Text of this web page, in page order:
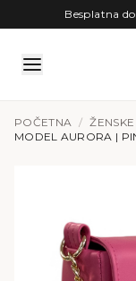
Preskoči na sadržaj
Besplatna
POČETNA /
MODEL AURORA |